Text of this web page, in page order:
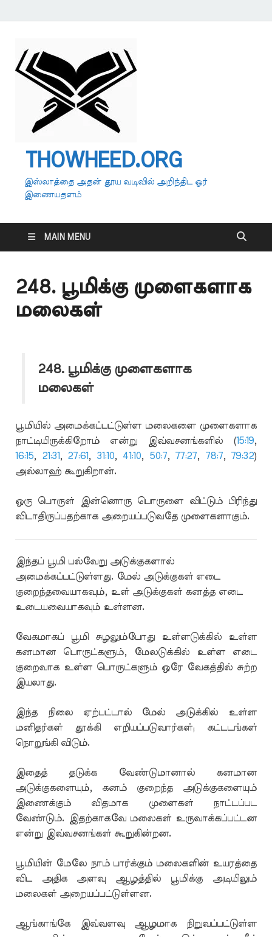
THOWHEED.ORG
இஸ்லாத்தை அதன் தூய வடிவில் அறிந்திட ஓர்
இணையதளம்
MAIN MENU
248. பூமிக்கு முளைகளாக
மலைகள்
248. பூமிக்கு முளைகளாக
மலைகள்
பூமியில் அமைக்கப்பட்டுள்ள மலைகளை முளைகளாக
நாட்டியிருக்கிறோம் என்று இவ்வசனங்களில் (15:19,
16:15, 21:31, 27:61, 31:10, 41:10, 50:7, 77:27, 78:7, 79:32)
அல்லாஹ் கூறுகிறான்.
ஒரு பொருள் இன்னொரு பொருளை விட்டும் பிரிந்து
விடாதிருப்பதற்காக அறையப்படுவதே முளைகளாகும்.
இந்தப் பூமி பல்வேறு அடுக்குகளால்
அமைக்கப்பட்டுள்ளது. மேல் அடுக்குகள் எடை
குறைந்தவையாகவும், உள் அடுக்குகள் கனத்த எடை
உடையவையாகவும் உள்ளன.
வேகமாகப் பூமி சுழலும்போது உள்ளடுக்கில் உள்ள
கனமான பொருட்களும், மேலடுக்கில் உள்ள எடை
குறைவாக உள்ள பொருட்களும் ஒரே வேகத்தில் சுற்ற
இயலாது.
இந்த நிலை ஏற்பட்டால் மேல் அடுக்கில் உள்ள
மனிதர்கள் தூக்கி எறியப்படுவார்கள்; கட்டடங்கள்
நொறுங்கி விடும்.
இதைத் தடுக்க வேண்டுமானால் கனமான
அடுக்குகளையும், கனம் குறைந்த அடுக்குகளையும்
இணைக்கும் விதமாக முளைகள் நாட்டப்பட
வேண்டும். இதற்காகவே மலைகள் உருவாக்கப்பட்டன
என்று இவ்வசனங்கள் கூறுகின்றன.
பூமியின் மேலே நாம் பார்க்கும் மலைகளின் உயரத்தை
விட அதிக அளவு ஆழத்தில் பூமிக்கு அடியிலும்
மலைகள் அறையப்பட்டுள்ளன.
ஆங்காங்கே இவ்வளவு ஆழமாக நிறுவப்பட்டுள்ள